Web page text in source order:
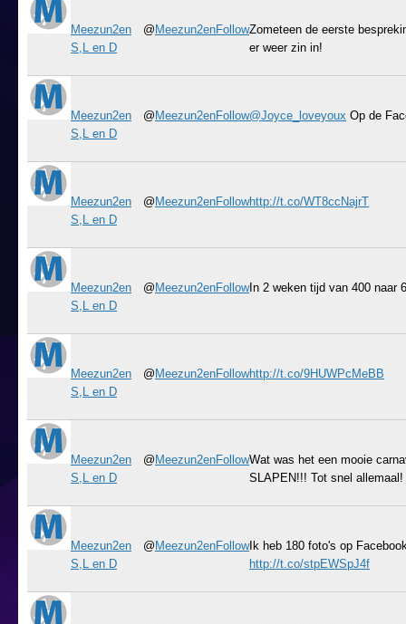
Meezun2en
S,L en D
@ Meezun2enFollowZometeen de eerste
er weer zin in!
Meezun2en
S,L en D
@ Meezun2enFollow@Joyce_loveyoux Op de
Meezun2en
S,L en D
@ Meezun2enFollowhttp://t.co/WT8ccNajrT
Meezun2en
S,L en D
@ Meezun2enFollowIn 2 weken tijd van 400 naar
Meezun2en
S,L en D
@ Meezun2enFollowhttp://t.co/9HUWPcMeBB
Meezun2en
S,L en D
@ Meezun2enFollowWat was het een mooie
SLAPEN!!! Tot snel allemaal!
Meezun2en
S,L en D
@ Meezun2enFollowIk heb 180 foto's op
http://t.co/stpEWSpJ4f